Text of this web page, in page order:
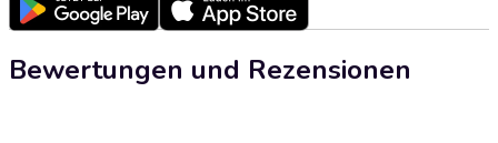
Bewertungen und Rezensionen